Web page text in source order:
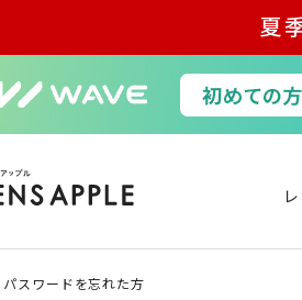
夏
パスワードを忘れた方